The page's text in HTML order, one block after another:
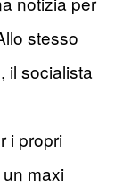
stesso
il socialista
i propri
maxi